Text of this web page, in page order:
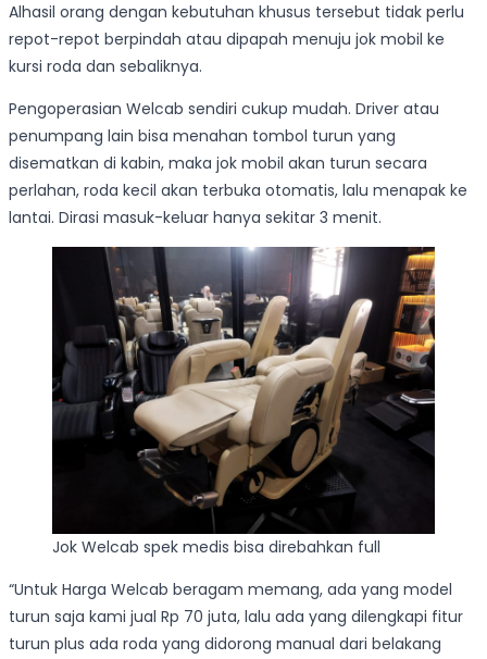
Alhasil orang dengan kebutuhan khusus tersebut tidak perlu
repot-repot berpindah atau dipapah menuju jok mobil ke
kursi roda dan sebaliknya.
Pengoperasian Welcab sendiri cukup mudah. Driver atau
penumpang lain bisa menahan tombol turun yang
disematkan di kabin, maka jok mobil akan turun secara
perlahan, roda kecil akan terbuka otomatis, lalu menapak ke
lantai. Dirasi masuk-keluar hanya sekitar 3 menit.
Jok Welcab spek medis bisa direbahkan full
“Untuk Harga Welcab beragam memang, ada yang model
turun saja kami jual Rp 70 juta, lalu ada yang dilengkapi fitur
turun plus ada roda yang didorong manual dari belakang